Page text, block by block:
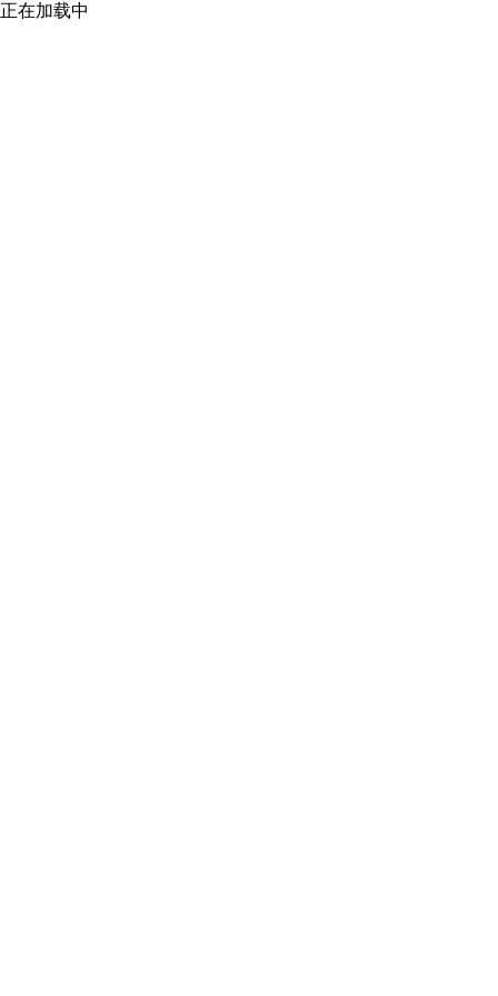
正在加载中